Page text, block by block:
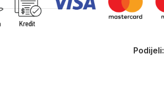
Podijeli: